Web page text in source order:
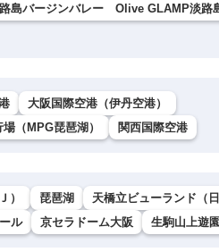
島バージンバレー Olive GLAMP淡路
大阪国際空港（伊丹空港）
（MPG琵琶湖） 関西国際空港
） 琵琶湖
天橋立ビューランド（日
ル 京セラドーム大阪 生駒山上遊